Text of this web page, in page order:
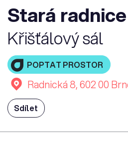
Stará
Křišťálový sál
POPTAT PROSTOR
Radnická 8, 602 00
Sdílet